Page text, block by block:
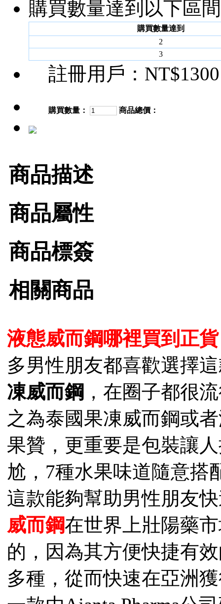
購買數量達到以下區
購買數量達到
2
3
註冊用戶： NT$1300
購買數量： 商品總價：
商品描述
商品屬性
商品標簽
相關商品
液態威而鋼哪裡買到正
多男性朋友都喜歡選擇
凍威而鋼 ，在圈子都很
之為泰國果凍威而鋼或者
果贊，更重要是包裝讓
尬，7種水果味道隨意搭
這款能夠幫助男性朋友
威而鋼在世界上壯陽藥
的，因為其方便快捷有
多種，從而快速在亞洲